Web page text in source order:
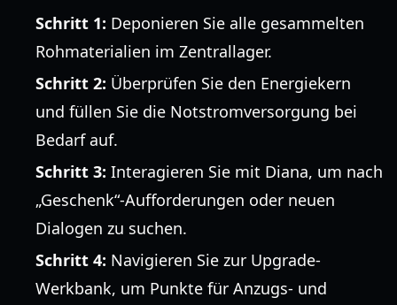
Schritt 1: Deponieren Sie alle gesammelten
Rohmaterialien im Zentrallager.
Schritt 2: Überprüfen Sie den Energiekern
und füllen Sie die Notstromversorgung bei
Bedarf auf.
Schritt 3: Interagieren Sie mit Diana, um nach
„Geschenk“-Aufforderungen oder neuen
Dialogen zu suchen.
Schritt 4: Navigieren Sie zur Upgrade-
Werkbank, um Punkte für Anzugs- und